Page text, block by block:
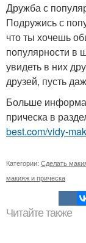
Дружба с
Подружись с
что ты хочешь
популярности в
увидеть в них
друзей, пусть
Больше
прическа в
best.com/vidy-
Категории: Сделать
макияж и прическа
Читайте также